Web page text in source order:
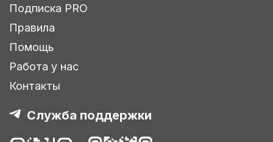
Подписка PRO
Правила
Помощь
Работа у нас
Контакты
Служба поддержки